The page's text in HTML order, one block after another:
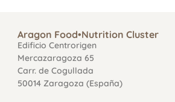
Aragon Food•Nutrition Cluster
Edificio Centrorigen
Mercazaragoza 65
Carr. de Cogullada
50014 Zaragoza (España)